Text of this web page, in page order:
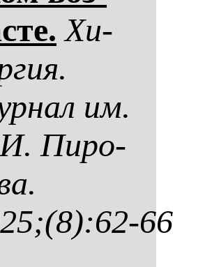
Хи­
им.
Пи­ро­
66